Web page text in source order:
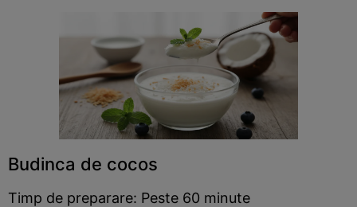
Budinca de cocos
Timp de preparare: Peste 60 minute